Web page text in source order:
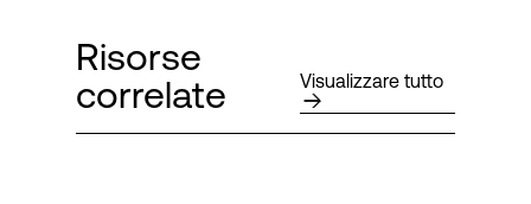
Risorse
correlate
Visualizzare tutto